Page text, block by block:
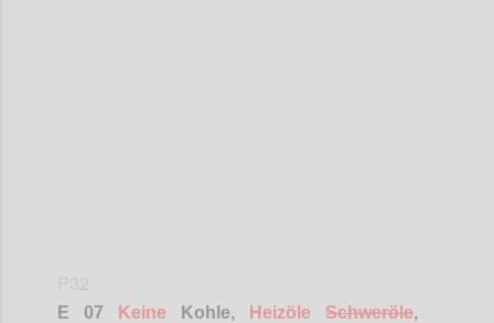
E 07 Keine Kohle, Heizöle Schweröle,